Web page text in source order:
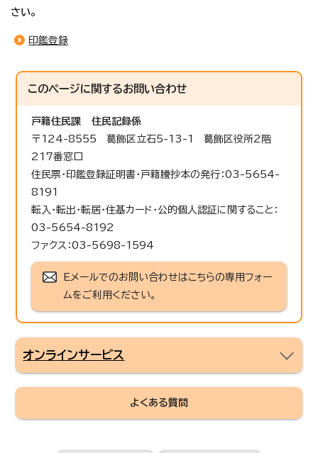
さい。
印鑑登録
このページに関するお問い合わせ
戸籍住民課
住民記録係
〒124-8555 葛飾区立石5-13-1 葛飾区役所2階
217番窓口
住民票・印鑑登録証明書・戸籍謄抄本の発行：03-5654-
8191
転入・転出・転居・住基カード・公的個人認証に関すること：
03-5654-8192
ファクス：03-5698-1594
Eメールでのお問い合わせはこちらの専用フォー
ムをご利用ください。
オンラインサービス
よくある質問